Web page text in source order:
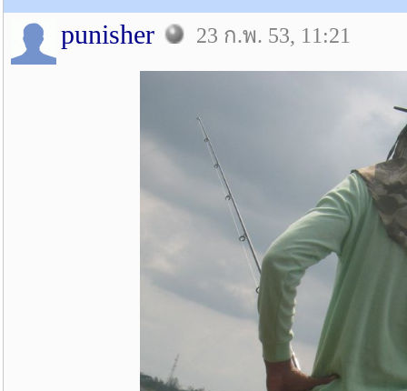
punisher 23 ก.พ. 53, 11:21